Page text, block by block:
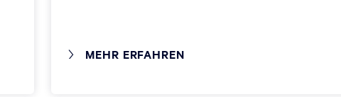
MEHR ERFAHREN